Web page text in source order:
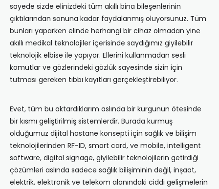
sayede sizde elinizdeki tüm akıllı bina bileşenlerinin
çıktılarından sonuna kadar faydalanmış oluyorsunuz. Tüm
bunları yaparken elinde herhangi bir cihaz olmadan yine
akıllı medikal teknolojiler içerisinde saydığımız giyilebilir
teknolojik elbise ile yapıyor. Ellerini kullanmadan sesli
komutlar ve gözlerindeki gözlük sayesinde sizin için
tutması gereken tıbbı kayıtları gerçekleştirebiliyor.
Evet, tüm bu aktardıklarım aslında bir kurgunun ötesinde
bir kısmı geliştirilmiş sistemlerdir. Burada kurmuş
olduğumuz dijital hastane konsepti için sağlık ve bilişim
teknolojilerinden RF-ID, smart card, ve mobile, intelligent
software, digital signage, giyilebilir teknolojilerin getirdiği
çözümleri aslında sadece sağlık bilişiminin değil, inşaat,
elektrik, elektronik ve telekom alanındaki ciddi gelişmelerin